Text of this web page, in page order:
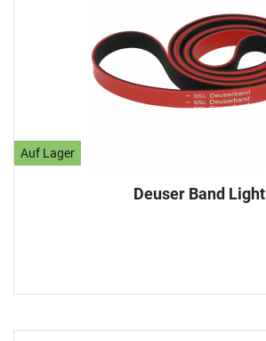
Auf Lager
Deuser Band Light